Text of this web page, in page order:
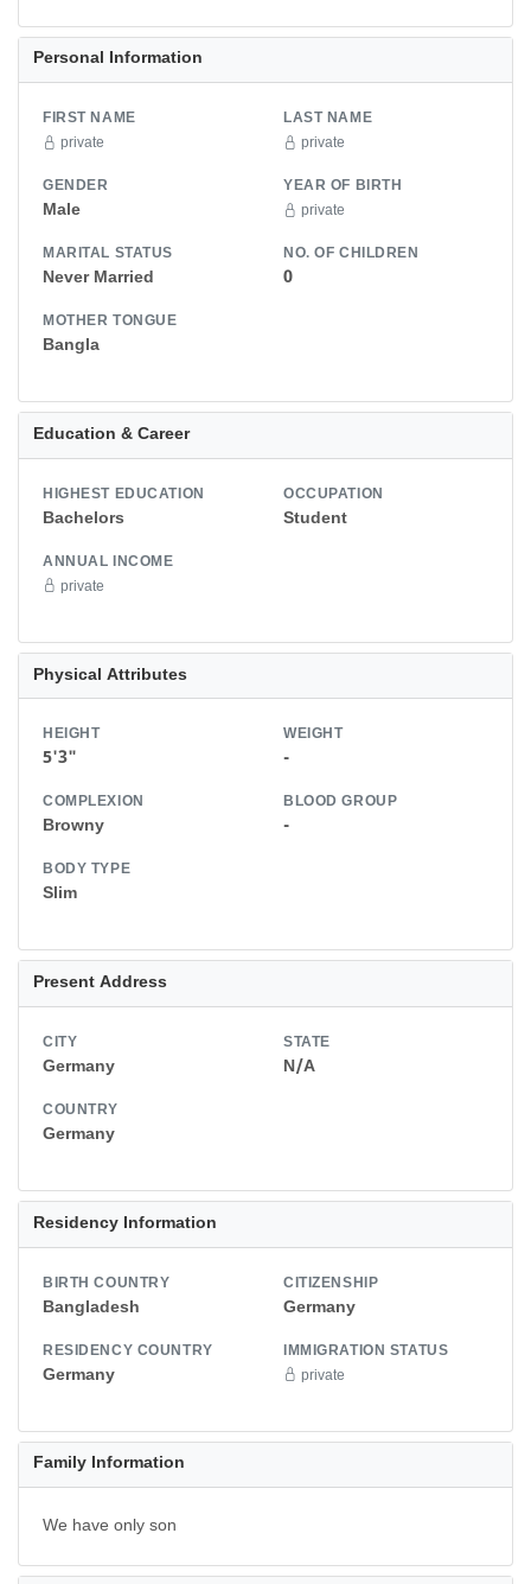
Personal Information
FIRST NAME
private
LAST NAME
private
GENDER
Male
YEAR OF BIRTH
private
MARITAL STATUS
Never Married
NO. OF CHILDREN
0
MOTHER TONGUE
Bangla
Education & Career
HIGHEST EDUCATION
Bachelors
OCCUPATION
Student
ANNUAL INCOME
private
Physical Attributes
HEIGHT
5'3"
WEIGHT
-
COMPLEXION
Browny
BLOOD GROUP
-
BODY TYPE
Slim
Present Address
CITY
Germany
STATE
N/A
COUNTRY
Germany
Residency Information
BIRTH COUNTRY
Bangladesh
CITIZENSHIP
Germany
RESIDENCY COUNTRY
Germany
IMMIGRATION STATUS
private
Family Information
We have only son